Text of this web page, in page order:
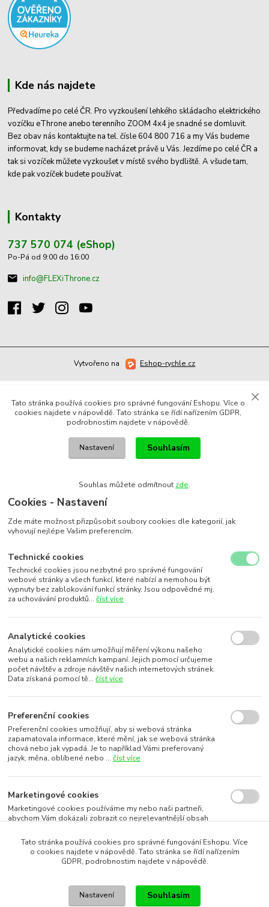
Kde nás najdete
Předvadíme po celé ČR. Pro vyzkoušení lehkého skládacího elektrického
vozíčku eThrone anebo terenního ZOOM 4x4 je snadné se domluvit.
Bez obav nás kontaktujte na tel. čísle 604 800 716 a my Vás budeme
informovat, kdy se budeme nacházet právě u Vás. Jezdíme po celé ČR a
tak si vozíček můžete vyzkoušet v místě svého bydliště. A všude tam,
kde pak vozíček budete používat.
Kontakty
737 570 074 (eShop)
Po-Pá od 9:00 do 16:00
info@FLEXiThrone.cz
Vytvořeno na Eshop-rychle.cz
Tato stránka používá cookies pro správné fungování Eshopu. Více o
cookies najdete v nápovědě. Tato stránka se řídí nařízením GDPR,
podrobnostim najdete v nápovědě.
Nastavení Souhlasím
Souhlas můžete odmítnout zde.
Cookies - Nastavení
Zde máte možnost přizpůsobit soubory cookies dle kategorií, jak
vyhovují nejlépe Vašim preferencím.
Technické cookies
Technické cookies jsou nezbytné pro správné fungování
webové stránky a všech funkcí, které nabízí a nemohou být
vypnuty bez zablokování funkcí stránky. Jsou odpovědné mj.
za uchovávání produktů...číst více
Analytické cookies
Analytické cookies nám umožňují měření výkonu našeho
webu a našich reklamních kampaní. Jejich pomocí určujeme
počet návštěv a zdroje návštěv našich internetových stránek.
Data získaná pomocí tě...číst více
Preferenční cookies
Preferenční cookies umožňují, aby si webová stránka
zapamatovala informace, které mění, jak se webová stránka
chová nebo jak vypadá. Je to například Vámi preferovaný
jazyk, měna, oblíbené nebo ...číst více
Marketingové cookies
Marketingové cookies používáme my nebo naši partneři,
abychom Vám dokázali zobrazit co nejrelevantnější obsah
subjektů. To je možn... číst více
Souhlasím s využitím vybraných souborů cookies
Tato stránka používá cookies pro správné fungování Eshopu. Více
o cookies najdete v nápovědě. Tato stránka se řídí nařízením
GDPR, podrobnostim najdete v nápovědě.
Nastavení Souhlasím